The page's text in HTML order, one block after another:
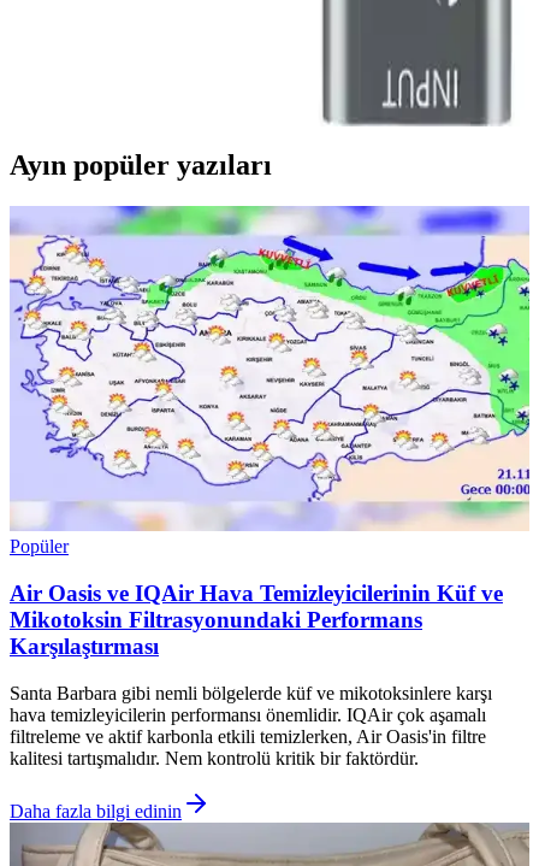
Adaptörü ile Yüksek Kalitede Video ve Ses Aktarımı
çözünürlük ve ses kalitesiyle canlı yayın ve içerik üretimini
Ayın popüler yazıları
Popüler
Air Oasis ve IQAir Hava Temizleyicilerinin Küf ve
Mikotoksin Filtrasyonundaki Performans
Karşılaştırması
Santa Barbara gibi nemli bölgelerde küf ve mikotoksinlere karşı
hava temizleyicilerin performansı önemlidir. IQAir çok aşamalı
filtreleme ve aktif karbonla etkili temizlerken, Air Oasis'in filtre
kalitesi tartışmalıdır. Nem kontrolü kritik bir faktördür.
Daha fazla bilgi edinin